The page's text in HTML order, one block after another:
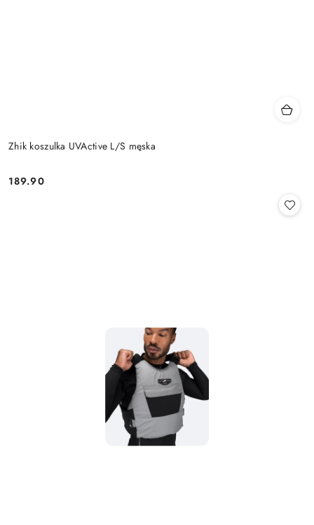
Zhik koszulka UVActive L/S męska
Cena:
189.90